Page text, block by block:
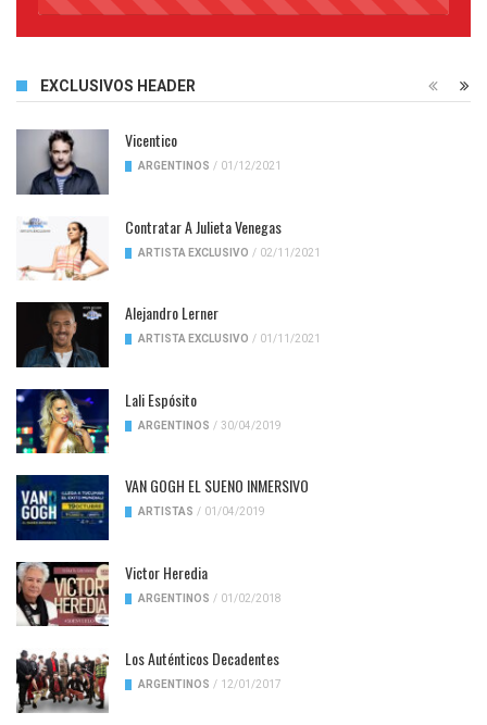
45%
EXCLUSIVOS HEADER
Vicentico
ARGENTINOS / 01/12/2021
Contratar A Julieta Venegas
ARTISTA EXCLUSIVO / 02/11/2021
Alejandro Lerner
ARTISTA EXCLUSIVO / 01/11/2021
Lali Espósito
ARGENTINOS / 30/04/2019
VAN GOGH EL SUENO INMERSIVO
ARTISTAS / 01/04/2019
Victor Heredia
ARGENTINOS / 01/02/2018
Los Auténticos Decadentes
ARGENTINOS / 12/01/2017